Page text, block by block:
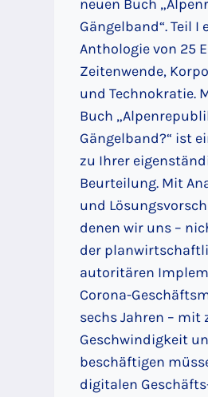
neuen Buch
Gängelband“. Teil
Anthologie von 25
Zeitenwende,
und Technokratie.
Buch
Gängelband?“ ist
zu Ihrer
Beurteilung. Mit
und
denen wir uns –
der
autoritären
Corona-
sechs Jahren – mit
Geschwindigkeit
beschäftigen
digitalen